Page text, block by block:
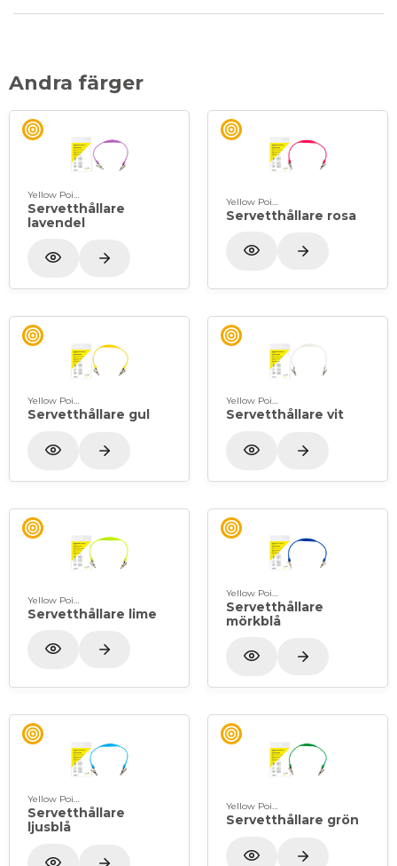
Andra färger
Yellow Point
Servetthållare
lavendel
Yellow Point
Servetthållare rosa
Yellow Point
Servetthållare gul
Yellow Point
Servetthållare vit
Yellow Point
Servetthållare lime
Yellow Point
Servetthållare
mörkblå
Yellow Point
Servetthållare
ljusblå
Yellow Point
Servetthållare grön